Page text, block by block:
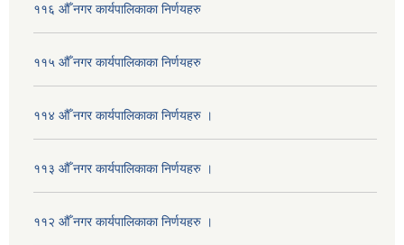
११६ औँ नगर कार्यपालिकाका निर्णयहरु
११५ औँ नगर कार्यपालिकाका निर्णयहरु
११४ औँ नगर कार्यपालिकाका निर्णयहरु ।
११३ औँ नगर कार्यपालिकाका निर्णयहरु ।
११२ औँ नगर कार्यपालिकाका निर्णयहरु ।